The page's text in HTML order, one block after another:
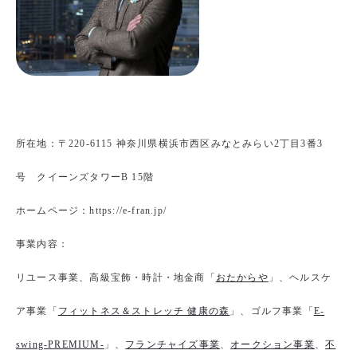
所在地：〒220-6115 神奈川県横浜市西区みなとみらい2丁目3番3
号 クイーンズタワーB 15階
ホームページ：https://e-fran.jp/
事業内容：
リユース事業、高級宝飾・時計・地金商「 おたからや 」、ヘルスケ
ア事業「 フィットネス＆ストレッチ 健康の森 」、ゴルフ事業「 E-
swing-PREMIUM- 」、 フランチャイズ事業、 オークション事業、不